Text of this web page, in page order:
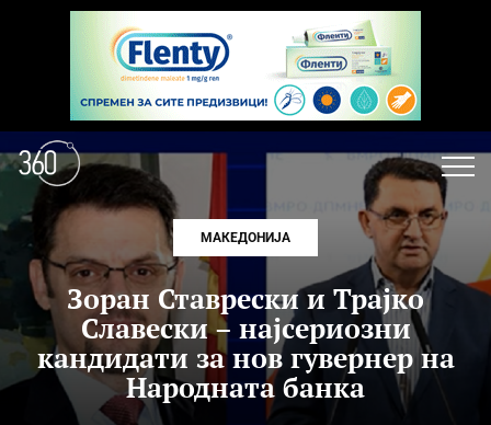
МАКЕДОНИЈА
Зоран Ставрески и Трајко
Славески – најсериозни
кандидати за нов гувернер на
Народната банка